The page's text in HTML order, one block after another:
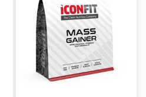
tootelehel.